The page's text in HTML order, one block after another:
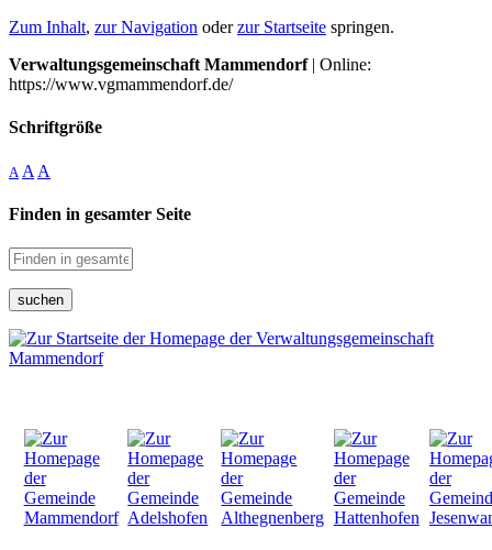
Zum Inhalt, zur Navigation oderzur Startseite springen.
Verwaltungsgemeinschaft Mammendorf| Online:
https://www.vgmammendorf.de/
Schriftgröße
A A A
Finden in gesamter Seite
suchen